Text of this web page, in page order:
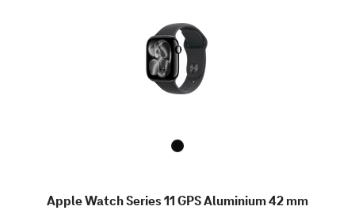
Apple Watch Series 11 GPS Aluminium 42 mm